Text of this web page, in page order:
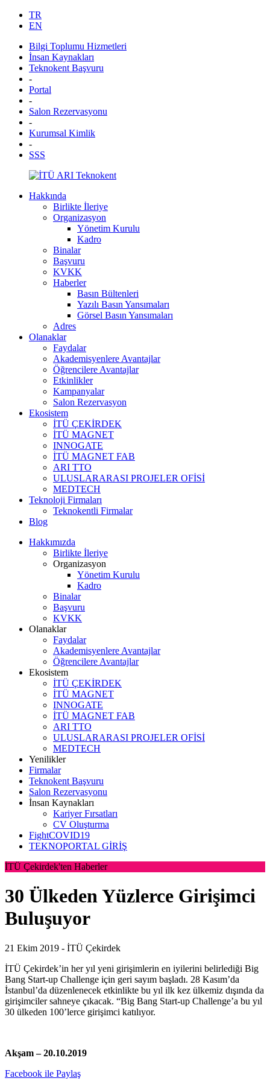
TR
EN
Bilgi Toplumu Hizmetleri
İnsan Kaynakları
Teknokent Başvuru
-
Portal
-
Salon Rezervasyonu
-
Kurumsal Kimlik
-
SSS
Hakkında
Birlikte İleriye
Organizasyon
Yönetim Kurulu
Kadro
Binalar
Başvuru
KVKK
Haberler
Basın Bültenleri
Yazılı Basın Yansımaları
Görsel Basın Yansımaları
Adres
Olanaklar
Faydalar
Akademisyenlere Avantajlar
Öğrencilere Avantajlar
Etkinlikler
Kampanyalar
Salon Rezervasyon
Ekosistem
İTÜ ÇEKİRDEK
İTÜ MAGNET
INNOGATE
İTÜ MAGNET FAB
ARI TTO
ULUSLARARASI PROJELER OFİSİ
MEDTECH
Teknoloji Firmaları
Teknokentli Firmalar
Blog
Hakkımızda
Birlikte İleriye
Organizasyon
Yönetim Kurulu
Kadro
Binalar
Başvuru
KVKK
Olanaklar
Faydalar
Akademisyenlere Avantajlar
Öğrencilere Avantajlar
Ekosistem
İTÜ ÇEKİRDEK
İTÜ MAGNET
INNOGATE
İTÜ MAGNET FAB
ARI TTO
ULUSLARARASI PROJELER OFİSİ
MEDTECH
Yenilikler
Firmalar
Teknokent Başvuru
Salon Rezervasyonu
İnsan Kaynakları
Kariyer Fırsatları
CV Oluşturma
FightCOVID19
TEKNOPORTAL GİRİŞ
İTÜ Çekirdek'ten Haberler
30 Ülkeden Yüzlerce Girişimci
Buluşuyor
21 Ekim 2019 - İTÜ Çekirdek
İTÜ Çekirdek’in her yıl yeni girişimlerin en iyilerini belirlediği Big
Bang Start-up Challenge için geri sayım başladı. 28 Kasım’da
İstanbul’da düzenlenecek etkinlikte bu yıl ilk kez ülkemiz dışında da
girişimciler sahneye çıkacak. “Big Bang Start-up Challenge’a bu yıl
30 ülkeden 100’lerce girişimci katılıyor.
Akşam – 20.10.2019
Facebook ile Paylaş